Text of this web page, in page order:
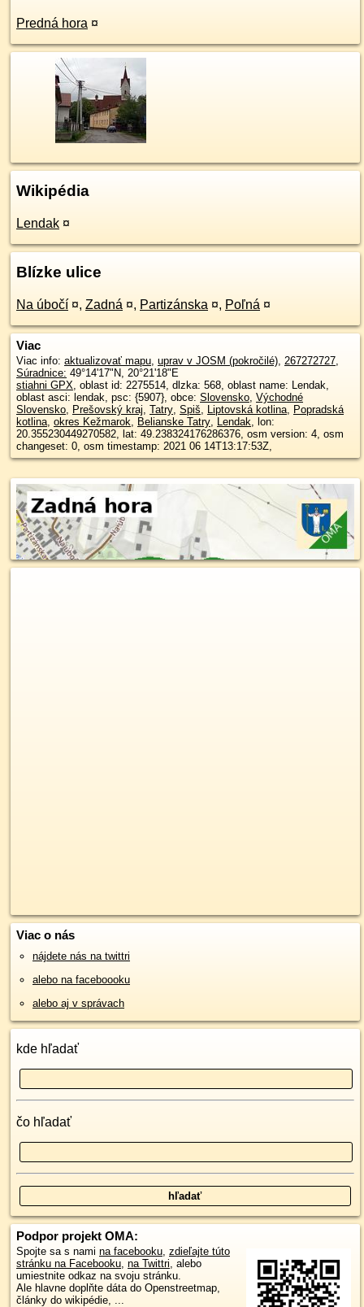
Predná hora ¤
Wikipédia
Lendak ¤
Blízke ulice
Na úbočí ¤, Zadná ¤, Partizánska ¤, Poľná ¤
Viac
Viac info: aktualizovať mapu, uprav v JOSM (pokročilé), 267272727,
Súradnice: 49°14'17"N, 20°21'18"E
stiahni GPX, oblast id: 2275514, dlzka: 568, oblast name: Lendak,
oblast asci: lendak, psc: {5907}, obce: Slovensko, Východné
Slovensko, Prešovský kraj, Tatry, Spiš, Liptovská kotlina, Popradská
kotlina, okres Kežmarok, Belianske Tatry, Lendak, lon:
20.355230449270582, lat: 49.238324176286376, osm version: 4, osm
changeset: 0, osm timestamp: 2021 06 14T13:17:53Z,
Viac o nás
nájdete nás na twittri
alebo na faceboooku
alebo aj v správach
kde hľadať
čo hľadať
Podpor projekt OMA:
Spojte sa s nami na facebooku, zdieľajte túto
stránku na Facebooku, na Twittri, alebo
umiestnite odkaz na svoju stránku.
Ale hlavne doplňte dáta do Openstreetmap,
články do wikipédie, ...